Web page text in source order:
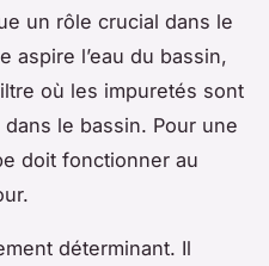
un rôle crucial dans le
aspire l’eau du bassin,
où les impuretés sont
le bassin. Pour une
doit fonctionner au
déterminant. Il